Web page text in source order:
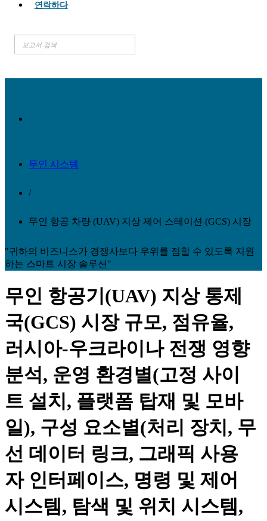
연락하다
무인 시스템
/
무인 항공 차량 (UAV) 지상 제어 스테이션 (GCS) 시장
"귀하의 비즈니스가 경쟁사보다 우위를 점할 수 있도록 지원
하는 스마트 시장 솔루션"
무인 항공기(UAV) 지상 통제
국(GCS) 시장 규모, 점유율,
러시아-우크라이나 전쟁 영향
분석, 운영 환경별(고정 사이
트 설치, 플랫폼 탑재 및 모바
일), 구성 요소별(처리 장치, 무
선 데이터 링크, 그래픽 사용
자 인터페이스, 명령 및 제어
시스템, 탐색 및 위치 시스템,